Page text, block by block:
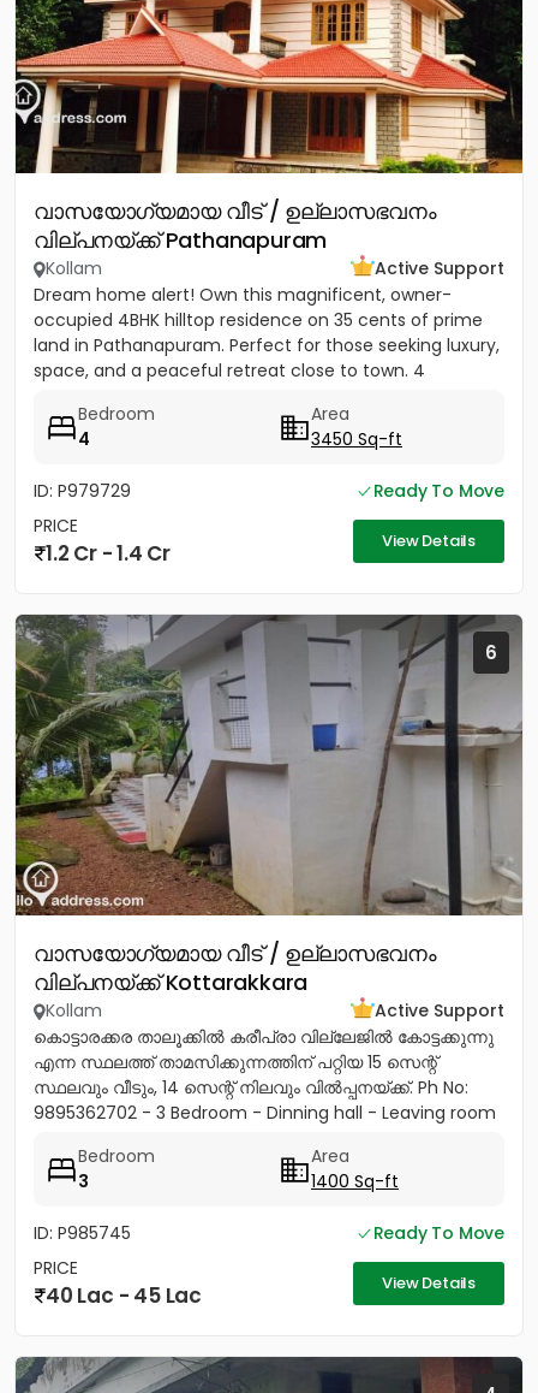
വാസയോഗ്യമായ വീട് / ഉല്ലാസഭവനം
വില്പനയ്ക്ക് Pathanapuram
Kollam
Active Support
Dream home alert! Own this magnificent, owner-
occupied 4BHK hilltop residence on 35 cents of prime
land in Pathanapuram. Perfect for those seeking luxury,
space, and a peaceful retreat close to town. 4
Bedroom
4
Area
3450 Sq-ft
ID: P979729
Ready To Move
PRICE
1.2 Cr - 1.4 Cr View Details
6
വാസയോഗ്യമായ വീട് / ഉല്ലാസഭവനം
വില്പനയ്ക്ക് Kottarakkara
Kollam
Active Support
കൊട്ടാരക്കര താലൂക്കിൽ കരീപ്രാ വില്ലേജിൽ കോട്ടക്കുന്നു
എന്ന സ്ഥലത്ത് താമസിക്കുന്നത്തിന് പറ്റിയ 15 സെന്റ്
സ്ഥലവും വീടും, 14 സെന്റ് നിലവും വിൽപ്പനയ്‌ക്ക്. Ph No:
9895362702 - 3 Bedroom - Dinning hall - Leaving room
Bedroom
3
Area
1400 Sq-ft
ID: P985745
Ready To Move
PRICE
40 Lac - 45 Lac View Details